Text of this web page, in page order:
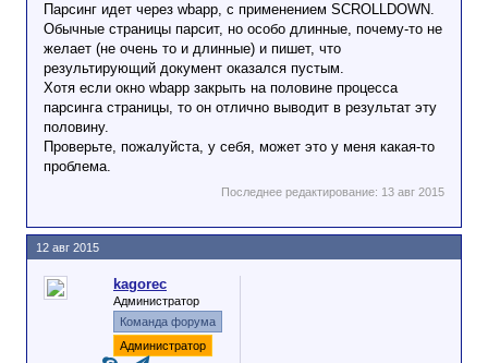
Парсинг идет через wbapp, с применением SCROLLDOWN.
Обычные страницы парсит, но особо длинные, почему-то не
желает (не очень то и длинные) и пишет, что
результирующий документ оказался пустым.
Хотя если окно wbapp закрыть на половине процесса
парсинга страницы, то он отлично выводит в результат эту
половину.
Проверьте, пожалуйста, у себя, может это у меня какая-то
проблема.
Последнее редактирование: 13 авг 2015
kagorec
Администратор
Команда форума
Администратор
12 авг 2015